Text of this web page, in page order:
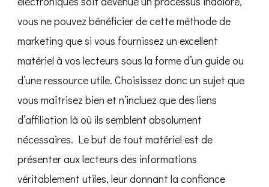
vous ne pouvez bénéficier de cette méthode de
marketing que si vous fournissez un excellent
matériel à vos lecteurs sous la forme d’un guide ou
d’une ressource utile. Choisissez donc un sujet que
vous maîtrisez bien et n’incluez que des liens
d’affiliation là où ils semblent absolument
nécessaires. Le but de tout matériel est de
présenter aux lecteurs des informations
véritablement utiles, leur donnant la confiance